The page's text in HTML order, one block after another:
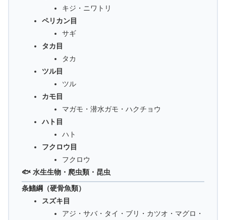
キジ・ニワトリ
ペリカン目
サギ
タカ目
タカ
ツル目
ツル
カモ目
マガモ・潜水ガモ・ハクチョウ
ハト目
ハト
フクロウ目
フクロウ
🐟 水生生物・爬虫類・昆虫
条鰭綱（硬骨魚類）
スズキ目
アジ・サバ・タイ・ブリ・カツオ・マグロ・